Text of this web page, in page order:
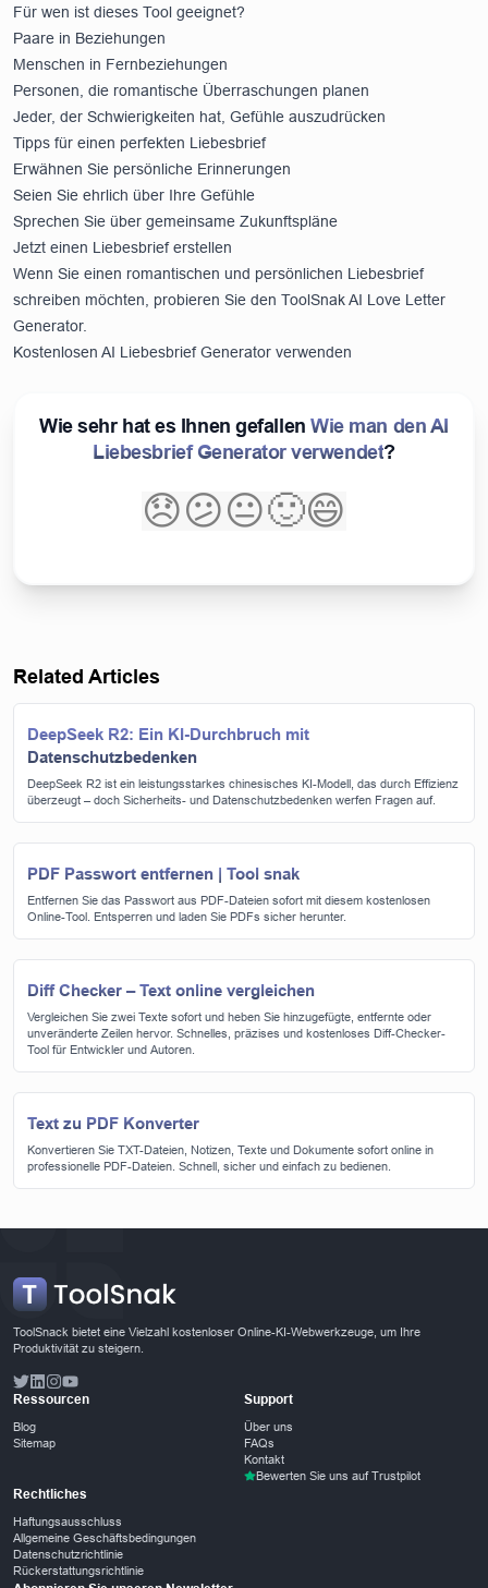
Für wen ist dieses Tool geeignet?
Paare in Beziehungen
Menschen in Fernbeziehungen
Personen, die romantische Überraschungen planen
Jeder, der Schwierigkeiten hat, Gefühle auszudrücken
Tipps für einen perfekten Liebesbrief
Erwähnen Sie persönliche Erinnerungen
Seien Sie ehrlich über Ihre Gefühle
Sprechen Sie über gemeinsame Zukunftspläne
Jetzt einen Liebesbrief erstellen
Wenn Sie einen romantischen und persönlichen Liebesbrief
schreiben möchten, probieren Sie den ToolSnak AI Love Letter
Generator.
Kostenlosen AI Liebesbrief Generator verwenden
Wie sehr hat es Ihnen gefallen Wie man den AI
Liebesbrief Generator verwendet?
😞😕😐🙂😄
Related Articles
DeepSeek R2: Ein KI-Durchbruch mit
Datenschutzbedenken
DeepSeek R2 ist ein leistungsstarkes chinesisches KI-Modell, das durch Effizienz
überzeugt – doch Sicherheits- und Datenschutzbedenken werfen Fragen auf.
PDF Passwort entfernen | Tool snak
Entfernen Sie das Passwort aus PDF-Dateien sofort mit diesem kostenlosen
Online-Tool. Entsperren und laden Sie PDFs sicher herunter.
Diff Checker – Text online vergleichen
Vergleichen Sie zwei Texte sofort und heben Sie hinzugefügte, entfernte oder
unveränderte Zeilen hervor. Schnelles, präzises und kostenloses Diff-Checker-
Tool für Entwickler und Autoren.
Text zu PDF Konverter
Konvertieren Sie TXT-Dateien, Notizen, Texte und Dokumente sofort online in
professionelle PDF-Dateien. Schnell, sicher und einfach zu bedienen.
ToolSnack bietet eine Vielzahl kostenloser Online-KI-Webwerkzeuge, um Ihre
Produktivität zu steigern.
Ressourcen
Blog
Sitemap
Support
Über uns
FAQs
Kontakt
Bewerten Sie uns auf Trustpilot
Rechtliches
Haftungsausschluss
Allgemeine Geschäftsbedingungen
Datenschutzrichtlinie
Rückerstattungsrichtlinie